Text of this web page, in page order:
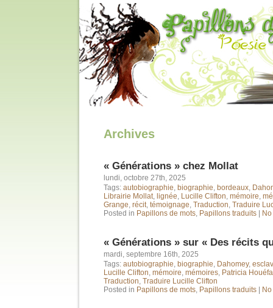
Archives
« Générations » chez Mollat
lundi, octobre 27th, 2025
Tags: autobiographie, biographie, bordeaux,
Librairie Mollat, lignée, Lucille Clifton, mémoire,
Grange, récit, témoignage, Traduction, Traduire
Posted in Papillons de mots, Papillons traduits
« Générations » sur « Des récits
mardi, septembre 16th, 2025
Tags: autobiographie, biographie, Dahomey,
Lucille Clifton, mémoire, mémoires, Patricia
Traduction, Traduire Lucille Clifton
Posted in Papillons de mots, Papillons traduits